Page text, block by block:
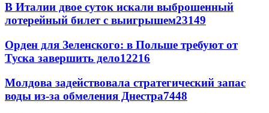
В Италии двое суток искали выброшенный
лотерейный билет с выигрышем23149
Орден для Зеленского: в Польше требуют от
Туска завершить дело12216
Молдова задействовала стратегический запас
воды из-за обмеления Днестра7448